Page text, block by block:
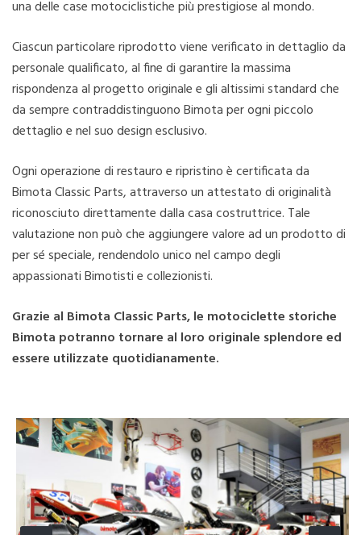
una delle case motociclistiche più prestigiose al mondo.
Ciascun particolare riprodotto viene verificato in dettaglio da
personale qualificato, al fine di garantire la massima
rispondenza al progetto originale e gli altissimi standard che
da sempre contraddistinguono Bimota per ogni piccolo
dettaglio e nel suo design esclusivo.
Ogni operazione di restauro e ripristino è certificata da
Bimota Classic Parts, attraverso un attestato di originalità
riconosciuto direttamente dalla casa costruttrice. Tale
valutazione non può che aggiungere valore ad un prodotto di
per sé speciale, rendendolo unico nel campo degli
appassionati Bimotisti e collezionisti.
Grazie al Bimota Classic Parts, le motociclette storiche
Bimota potranno tornare al loro originale splendore ed
essere utilizzate quotidianamente.